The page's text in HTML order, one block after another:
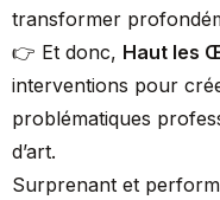
transformer
👉 Et donc, Haut les
interventions pour
problématiques
d’art.
Surprenant et